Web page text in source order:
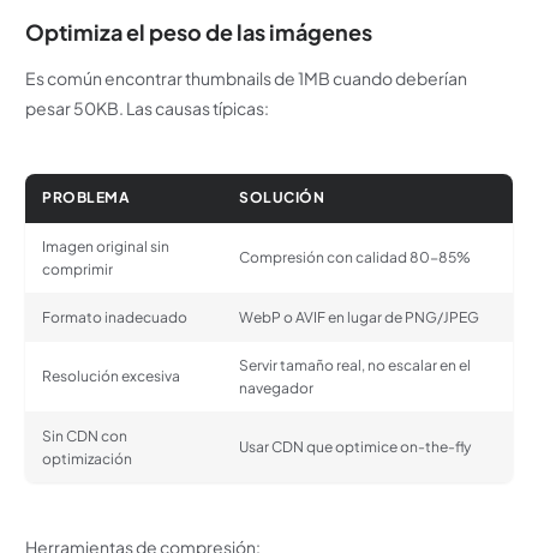
Optimiza el peso de las imágenes
Es común encontrar thumbnails de 1MB cuando deberían
pesar 50KB. Las causas típicas:
PROBLEMA SOLUCIÓN
Imagen original sin
comprimir
Compresión con calidad 80-85%
Formato inadecuado WebP o AVIF en lugar de PNG/JPEG
Resolución excesiva
Servir tamaño real, no escalar en el
navegador
Sin CDN con
optimización
Usar CDN que optimice on-the-fly
Herramientas de compresión: